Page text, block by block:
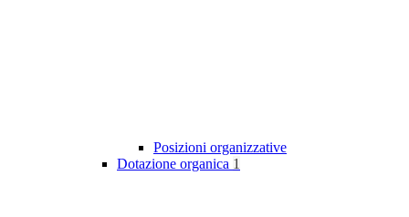
Posizioni organizzative
Dotazione organica 1